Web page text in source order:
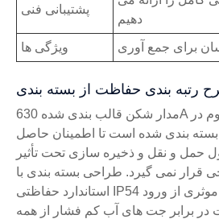
پشتیبانی فنی
دهیم
ویژگی ها برای جمع آوری
رتبه بندی حفاظت از بسته بندی
مدار شکن قالب بندی شده 630A با استفاده از مواد مقاوم در
بندی شده است تا اطمینان حاصل
و نقل و ذخیره سازی تحت تأثیر
قرار نمی گیرد. طراحی بسته بندی با
استاندارد حفاظتی IP54 مطابقت دارد، به طور موثری از ورود
در برابر جت های آب کم فشار از همه